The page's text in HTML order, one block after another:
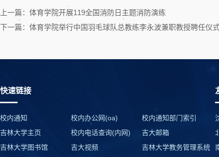
上一篇：体育学院开展119全国消防日主题消防演练
下一篇：体育学院举行中国羽毛球队总教练李永波兼职教授聘任仪
快速链接
校内通知 校内办公网(oa)
校内通知部门索引
吉林大学主页
校内电话查询(内网)
吉大邮箱
吉林大学图书馆
吉大视频 吉林大学教务管理系统